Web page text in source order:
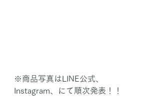
※商品写真はLINE公式、
Instagram、にて順次発表！！